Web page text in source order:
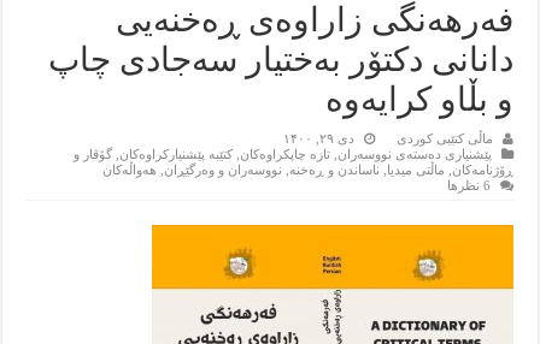
فەرهەنگی زاراوەی ڕەخنەیی
دانانی دکتۆر بەختیار سەجادی چاپ
و بڵاو کرایەوە
ماڵی کتێبی کوردی
دی ۲۹, ۱۴۰۰
پێشنیاری ده‌سته‌ی نووسه‌ران ,تازه‌ چاپکراوه‌کان ,کتێبه‌ پێشنیارکراوه‌کان ,گۆڤار و
ڕۆژنامه‌کان
ماڵتی میدیا ناساندن و ڕه‌خنه‌ نووسه‌ران و وه‌رگێڕان
هه‌واڵه‌کان
6 نظرها